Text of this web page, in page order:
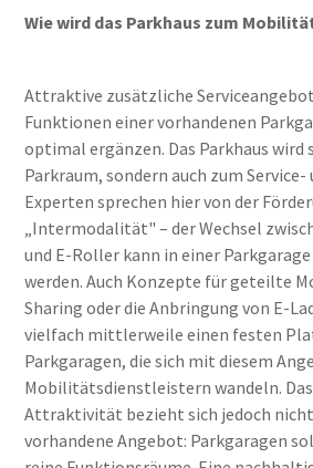
Wie wird das Parkhaus zum
Attraktive zusätzliche
Funktionen einer vorhandenen
optimal ergänzen. Das Parkhaus wird
Parkraum, sondern auch zum
Experten sprechen hier von der
„Intermodalität" – der Wechsel
und E-Roller kann in einer
werden. Auch Konzepte für geteilte
Sharing oder die Anbringung von E-
vielfach mittlerweile einen festen
Parkgaragen, die sich mit diesem
Mobilitätsdienstleistern wandeln.
Attraktivität bezieht sich jedoch nicht
vorhandene Angebot: Parkgaragen